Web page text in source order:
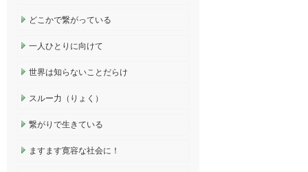
どこかで繋がっている
一人ひとりに向けて
世界は知らないことだらけ
スルー力（りょく）
繋がりで生きている
ますます寛容な社会に！